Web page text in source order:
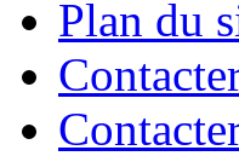
Plan du